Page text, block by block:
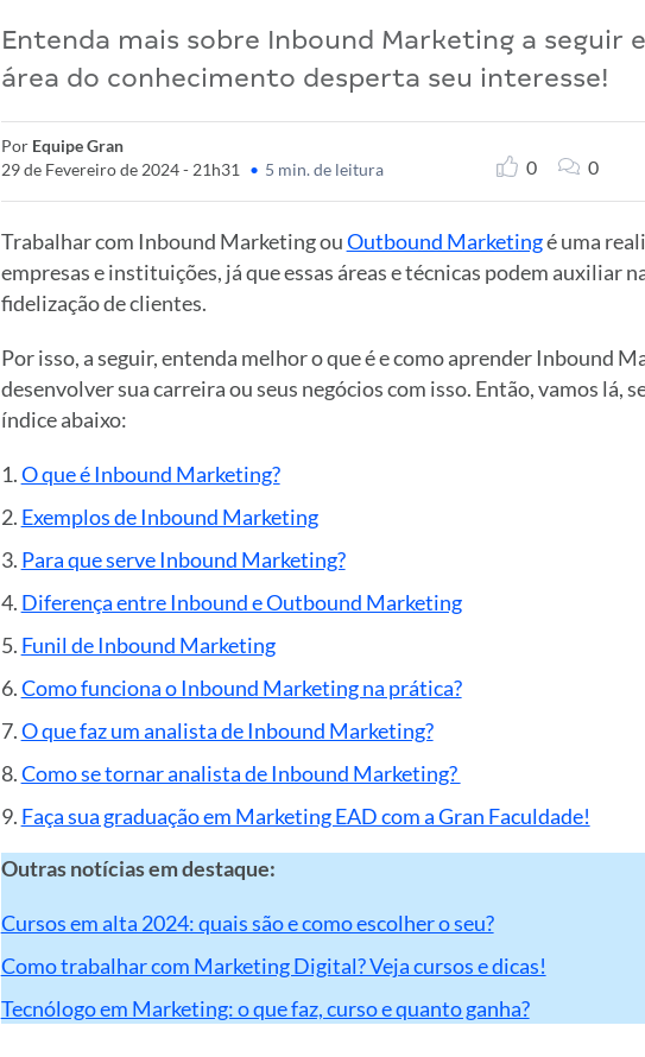
Entenda mais sobre Inbound Marketing a seguir
área do conhecimento desperta seu interesse!
Por Equipe Gran
29 de Fevereiro de 2024 - 21h31
• 5 min. de leitura 0 0
Trabalhar com Inbound Marketing ouOutbound Marketingé uma
empresas e instituições, já que essas áreas e técnicas podem auxiliar
fidelização de clientes.
Por isso, a seguir, entenda melhor o que é e como aprender Inbound
desenvolver sua carreira ou seus negócios com isso. Então, vamos lá,
índice abaixo:
O que é Inbound Marketing?
Exemplos de Inbound Marketing
Para que serve Inbound Marketing?
Diferença entre Inbound e Outbound Marketing
Funil de Inbound Marketing
Como funciona o Inbound Marketing na prática?
O que faz um analista de Inbound Marketing?
Como se tornar analista de Inbound Marketing?
Faça sua graduação em Marketing EAD com a Gran Faculdade!
Outras notícias em destaque:
Cursos em alta 2024: quais são e como escolher o seu?
Como trabalhar com Marketing Digital? Veja cursos e dicas!
Tecnólogo em Marketing: o que faz, curso e quanto ganha?